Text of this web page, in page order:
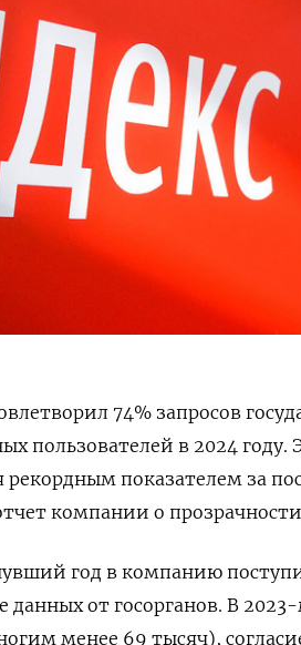
74% запросов
пользователей в 2024
рекордным показателем за
компании о
год в компанию
данных от госорганов. В
менее 69 тысяч),